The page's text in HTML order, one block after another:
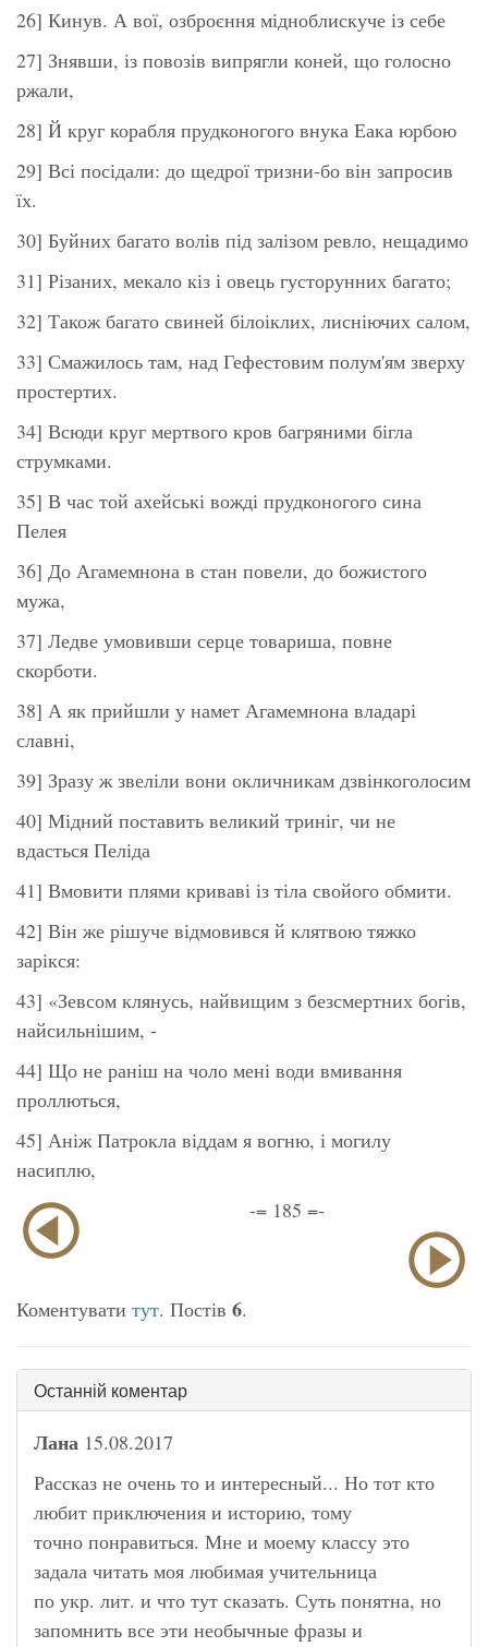
26] Кинув. А вої, озброєння мідноблискуче із себе
27] Знявши, із повозів випрягли коней, що голосно
ржали,
28] Й круг корабля прудконогого внука Еака юрбою
29] Всі посідали: до щедрої тризни-бо він запросив
їх.
30] Буйних багато волів під залізом ревло, нещадимо
31] Різаних, мекало кіз і овець густорунних багато;
32] Також багато свиней білоіклих, лисніючих салом,
33] Смажилось там, над Гефестовим полум'ям зверху
простертих.
34] Всюди круг мертвого кров багряними бігла
струмками.
35] В час той ахейські вожді прудконогого сина
Пелея
36] До Агамемнона в стан повели, до божистого
мужа,
37] Ледве умовивши серце товариша, повне
скорботи.
38] А як прийшли у намет Агамемнона владарі
славні,
39] Зразу ж звеліли вони окличникам дзвінкоголосим
40] Мідний поставить великий триніг, чи не
вдасться Пеліда
41] Вмовити плями криваві із тіла свойого обмити.
42] Він же рішуче відмовився й клятвою тяжко
зарікся:
43] «Зевсом клянусь, найвищим з безсмертних богів,
найсильнішим, -
44] Що не раніш на чоло мені води вмивання
проллються,
45] Аніж Патрокла віддам я вогню, і могилу
насиплю,
-= 185 =-
Коментувати тут. Постів 6.
Останній коментар
Лана 15.08.2017
Рассказ не очень то и интересный... Но тот кто
любит приключения и историю, тому
точно понравиться. Мне и моему классу это
задала читать моя любимая учительница
по укр. лит. и что тут сказать. Суть понятна, но
запомнить все эти необычные фразы и